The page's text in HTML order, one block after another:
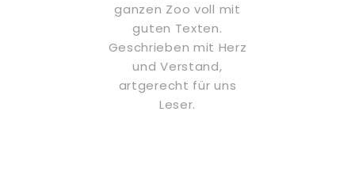
ganzen Zoo voll mit
guten Texten.
Geschrieben mit Herz
und Verstand,
artgerecht für uns
Leser.